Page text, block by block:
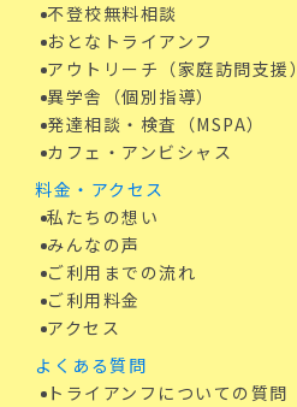
不登校無料相談
おとなトライアンフ
アウトリーチ（家庭訪問支援）
異学舎（個別指導）
発達相談・検査（MSPA）
カフェ・アンビシャス
料金・アクセス
私たちの想い
みんなの声
ご利用までの流れ
ご利用料金
アクセス
よくある質問
トライアンフについての質問